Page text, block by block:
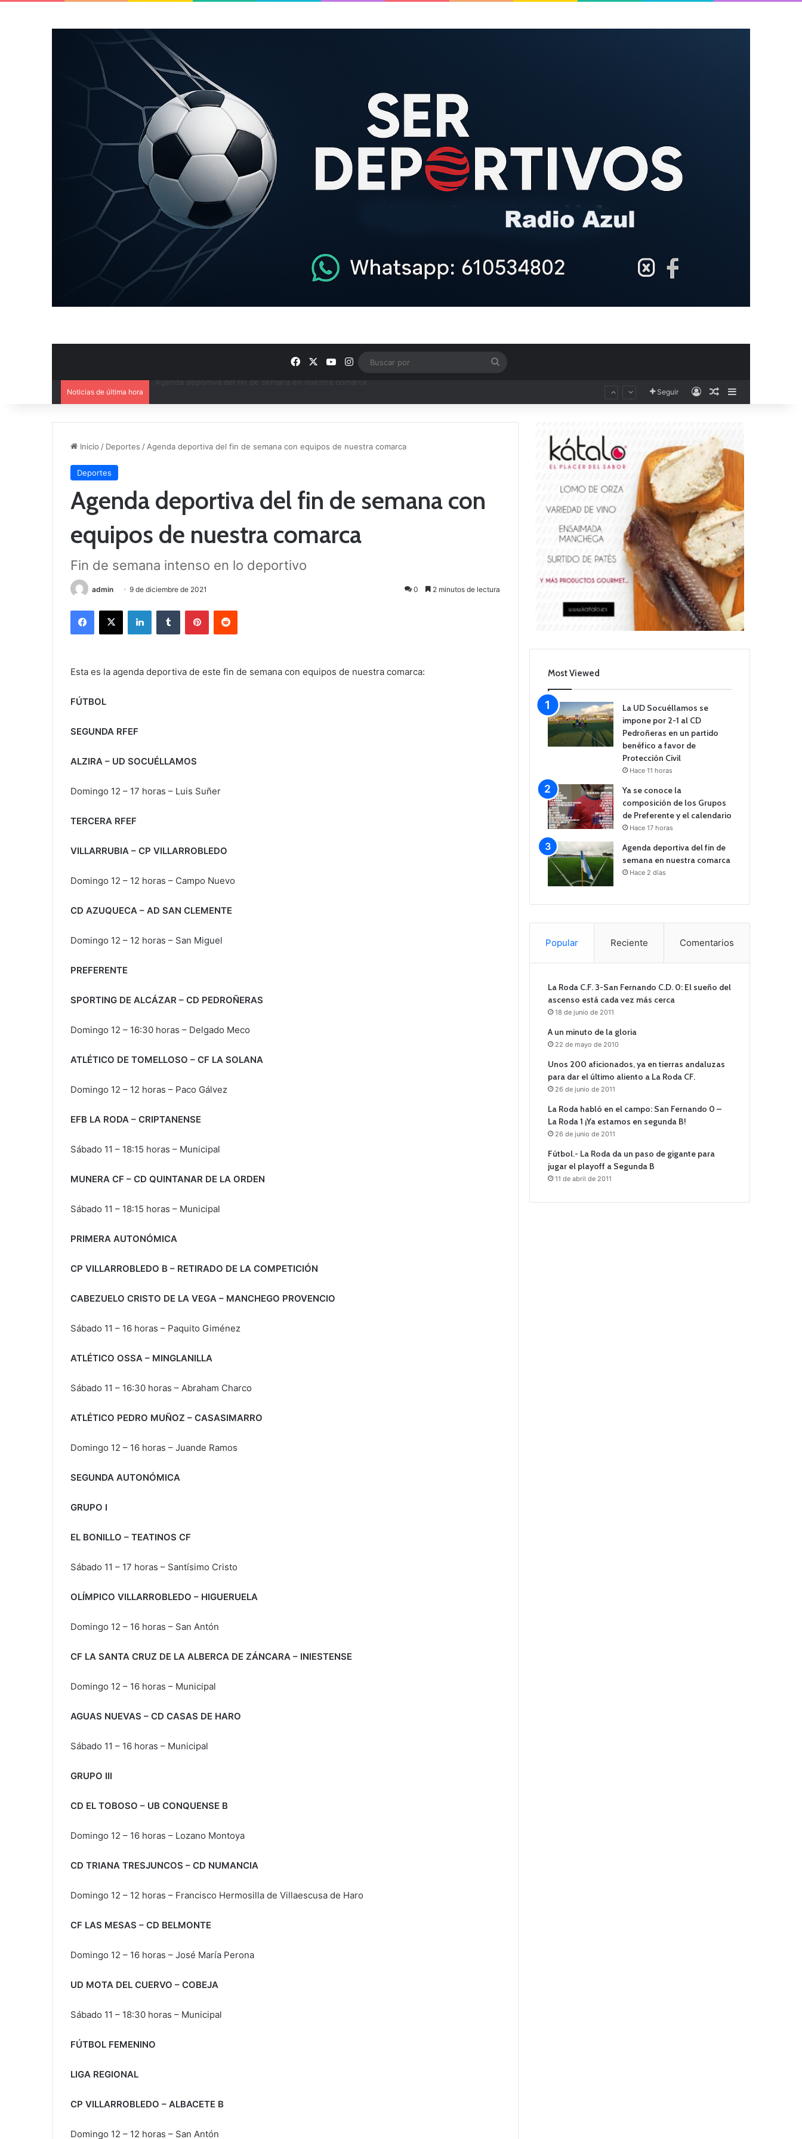
FacebookYouTube
Instagram
Noticias de última hora Seguir AccesoPublicación al
Inicio / Deportes / Agenda deportiva del fin de semana con equipos de nuestra comarca
Deportes
Agenda deportiva del fin de semana con
equipos de nuestra comarca
Fin de semana intenso en lo deportivo
admin 9 de diciembre de 2021 0 2 minutos de lectura
Esta es la agenda deportiva de este fin de semana con equipos de nuestra comarca:
FÚTBOL
SEGUNDA RFEF
ALZIRA – UD SOCUÉLLAMOS
Domingo 12 – 17 horas – Luis Suñer
TERCERA RFEF
VILLARRUBIA – CP VILLARROBLEDO
Domingo 12 – 12 horas – Campo Nuevo
CD AZUQUECA – AD SAN CLEMENTE
Domingo 12 – 12 horas – San Miguel
PREFERENTE
SPORTING DE ALCÁZAR – CD PEDROÑERAS
Domingo 12 – 16:30 horas – Delgado Meco
ATLÉTICO DE TOMELLOSO – CF LA SOLANA
Domingo 12 – 12 horas – Paco Gálvez
EFB LA RODA – CRIPTANENSE
Sábado 11 – 18:15 horas – Municipal
MUNERA CF – CD QUINTANAR DE LA ORDEN
Sábado 11 – 18:15 horas – Municipal
PRIMERA AUTONÓMICA
CP VILLARROBLEDO B – RETIRADO DE LA COMPETICIÓN
CABEZUELO CRISTO DE LA VEGA – MANCHEGO PROVENCIO
Sábado 11 – 16 horas – Paquito Giménez
ATLÉTICO OSSA – MINGLANILLA
Sábado 11 – 16:30 horas – Abraham Charco
ATLÉTICO PEDRO MUÑOZ – CASASIMARRO
Domingo 12 – 16 horas – Juande Ramos
SEGUNDA AUTONÓMICA
GRUPO I
EL BONILLO – TEATINOS CF
Sábado 11 – 17 horas – Santísimo Cristo
OLÍMPICO VILLARROBLEDO – HIGUERUELA
Domingo 12 – 16 horas – San Antón
CF LA SANTA CRUZ DE LA ALBERCA DE ZÁNCARA – INIESTENSE
Domingo 12 – 16 horas – Municipal
AGUAS NUEVAS – CD CASAS DE HARO
Sábado 11 – 16 horas – Municipal
GRUPO III
CD EL TOBOSO – UB CONQUENSE B
Domingo 12 – 16 horas – Lozano Montoya
CD TRIANA TRESJUNCOS – CD NUMANCIA
Domingo 12 – 12 horas – Francisco Hermosilla de Villaescusa de Haro
CF LAS MESAS – CD BELMONTE
Domingo 12 – 16 horas – José María Perona
UD MOTA DEL CUERVO – COBEJA
Sábado 11 – 18:30 horas – Municipal
FÚTBOL FEMENINO
LIGA REGIONAL
CP VILLARROBLEDO – ALBACETE B
Domingo 12 – 12 horas – San Antón
Most Viewed
La UD Socuéllamos se
impone por 2-1 al CD
Pedroñeras en un partido
benéfico a favor de
Protección Civil
Hace 11 horas
Ya se conoce la
composición de los Grupos
de Preferente y el calendario
Hace 17 horas
Agenda deportiva del fin de
semana en nuestra comarca
Hace 2 días
Popular Reciente Comentarios
La Roda C.F. 3-San Fernando C.D. 0: El sueño del
ascenso está cada vez más cerca
18 de junio de 2011
A un minuto de la gloria
22 de mayo de 2010
Unos 200 aficionados, ya en tierras andaluzas
para dar el último aliento a La Roda CF.
26 de junio de 2011
La Roda habló en el campo: San Fernando 0 –
La Roda 1 ¡Ya estamos en segunda B!
26 de junio de 2011
Fútbol.- La Roda da un paso de gigante para
jugar el playoff a Segunda B
11 de abril de 2011